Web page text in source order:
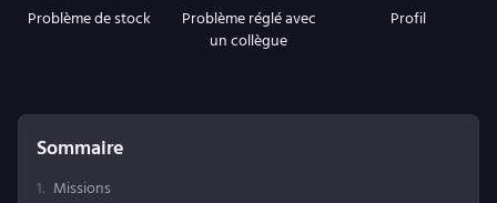
Problème de stock
Problème réglé avec
un collègue
Profil
Sommaire
1. Missions